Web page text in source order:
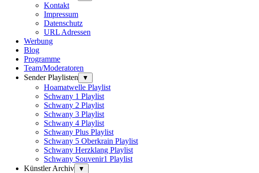
Kontakt
Impressum
Datenschutz
URL Adressen
Werbung
Blog
Programme
Team/Moderatoren
Sender Playlisten
▼
Hoamatwelle Playlist
Schwany 1 Playlist
Schwany 2 Playlist
Schwany 3 Playlist
Schwany 4 Playlist
Schwany Plus Playlist
Schwany 5 Oberkrain Playlist
Schwany Herzklang Playlist
Schwany Souvenir1 Playlist
Künstler Archiv
▼